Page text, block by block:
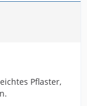
Pflaster,